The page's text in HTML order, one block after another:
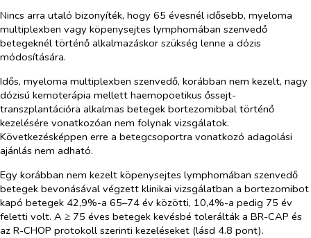
Nincs arra utaló bizonyíték, hogy 65 évesnél idősebb, myeloma
multiplexben vagy köpenysejtes lymphomában szenvedő
betegeknél történő alkalmazáskor szükség lenne a dózis
módosítására.
Idős, myeloma multiplexben szenvedő, korábban nem kezelt, nagy
dózisú kemoterápia mellett haemopoetikus őssejt-
transzplantációra alkalmas betegek bortezomibbal történő
kezelésére vonatkozóan nem folynak vizsgálatok.
Következésképpen erre a betegcsoportra vonatkozó adagolási
ajánlás nem adható.
Egy korábban nem kezelt köpenysejtes lymphomában szenvedő
betegek bevonásával végzett klinikai vizsgálatban a bortezomibot
kapó betegek 42,9%-a 65–74 év közötti, 10,4%-a pedig 75 év
feletti volt. A ≥ 75 éves betegek kevésbé tolerálták a BR-CAP és
az R-CHOP protokoll szerinti kezeléseket (lásd 4.8 pont).